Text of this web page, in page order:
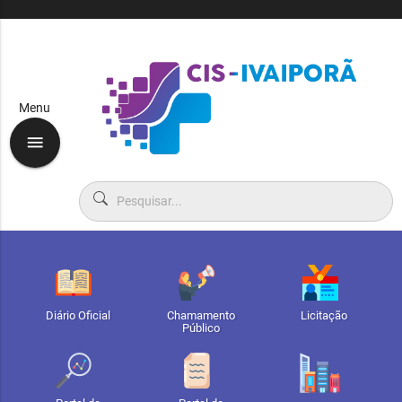
Menu
menu
Diário Oficial
Chamamento
Público
Licitação